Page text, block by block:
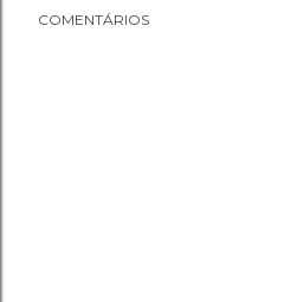
COMENTÁRIOS